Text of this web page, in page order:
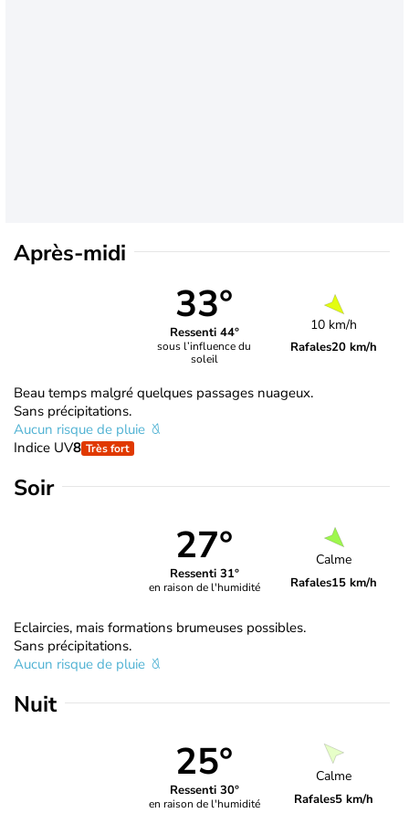
Après-midi
33°
Ressenti 44°
sous l’influence du
soleil
10 km/h
Rafales20 km/h
Beau temps malgré quelques passages nuageux.
Sans précipitations.
Aucun risque de pluie
Indice UV8 Très fort
Soir
27°
Ressenti 31°
en raison de l'humidité
Calme
Rafales15 km/h
Eclaircies, mais formations brumeuses possibles.
Sans précipitations.
Aucun risque de pluie
Nuit
25°
Ressenti 30°
en raison de l'humidité
Calme
Rafales5 km/h